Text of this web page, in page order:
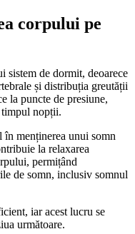
corpului pe
sistem de dormit, deoarece
și distribuția greutății
la puncte de presiune,
nopții.
în menținerea unui somn
la relaxarea
permițând
de somn, inclusiv somnul
iar acest lucru se
următoare.